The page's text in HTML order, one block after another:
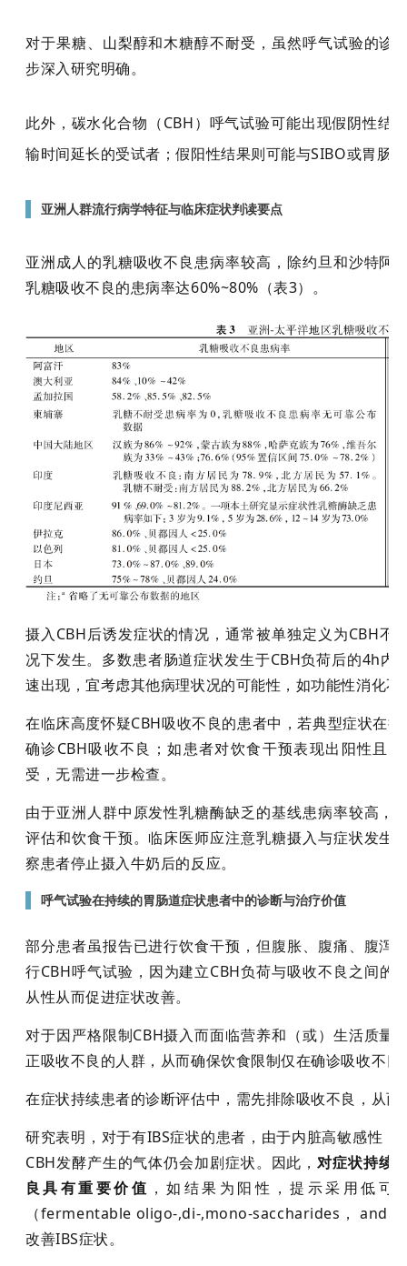
对于果糖、山梨醇和木糖醇不耐受，虽然呼气试验的诊
步深入研究明确。
此外，碳水化合物（CBH）呼气试验可能出现假阴性结
输时间延长的受试者；假阳性结果则可能与SIBO或胃肠
▌ 亚洲人群流行病学特征与临床症状判读要点
亚洲成人的乳糖吸收不良患病率较高，除约旦和沙特阿
乳糖吸收不良的患病率达60%~80%（表3）。
摄入CBH后诱发症状的情况，通常被单独定义为CBH不
况下发生。多数患者肠道症状发生于CBH负荷后的4h内
速出现，宜考虑其他病理状况的可能性，如功能性消化不
在临床高度怀疑CBH吸收不良的患者中，若典型症状在
确诊CBH吸收不良；如患者对饮食干预表现出阳性且
受，无需进一步检查。
由于亚洲人群中原发性乳糖酶缺乏的基线患病率较高，
评估和饮食干预。临床医师应注意乳糖摄入与症状发生
察患者停止摄入牛奶后的反应。
▌呼气试验在持续的胃肠道症状患者中的诊断与治疗价值
部分患者虽报告已进行饮食干预，但腹胀、腹痛、腹泻
行CBH呼气试验，因为建立CBH负荷与吸收不良之间的
从性从而促进症状改善。
对于因严格限制CBH摄入而面临营养和 （或） 生活质量
正吸收不良的人群，从而确保饮食限制仅在确诊吸收不良
在症状持续患者的诊断评估中，需先排除吸收不良，从
研究表明，对于有IBS症状的患者，由于内脏高敏感性
CBH发酵产生的气体仍会加剧症状。 因此，对症状持续
良具有重要价值 ，如结果为阳性，提示采用低
（fermentable oligo-,di-,mono-saccharides， and
改善IBS症状。